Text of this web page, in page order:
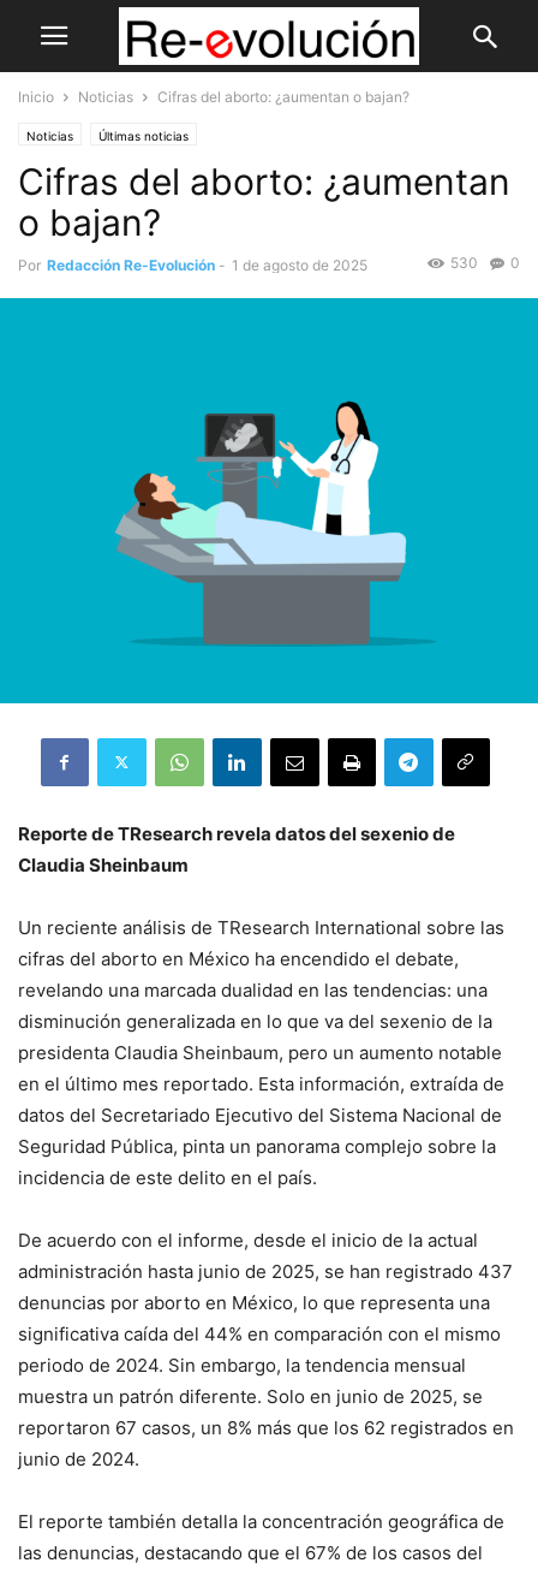
Inicio Noticias Cifras del aborto: ¿aumentan o bajan?
Noticias Últimas noticias
Cifras del aborto: ¿aumentan
o bajan?
Por Redacción Re-Evolución - 1 de agosto de 2025 0
530
Reporte de TResearch revela datos del sexenio de
Claudia Sheinbaum
Un reciente análisis de TResearch International sobre las
cifras del aborto en México ha encendido el debate,
revelando una marcada dualidad en las tendencias: una
disminución generalizada en lo que va del sexenio de la
presidenta Claudia Sheinbaum, pero un aumento notable
en el último mes reportado. Esta información, extraída de
datos del Secretariado Ejecutivo del Sistema Nacional de
Seguridad Pública, pinta un panorama complejo sobre la
incidencia de este delito en el país.
De acuerdo con el informe, desde el inicio de la actual
administración hasta junio de 2025, se han registrado 437
denuncias por aborto en México, lo que representa una
significativa caída del 44% en comparación con el mismo
periodo de 2024. Sin embargo, la tendencia mensual
muestra un patrón diferente. Solo en junio de 2025, se
reportaron 67 casos, un 8% más que los 62 registrados en
junio de 2024.
El reporte también detalla la concentración geográfica de
las denuncias, destacando que el 67% de los casos del